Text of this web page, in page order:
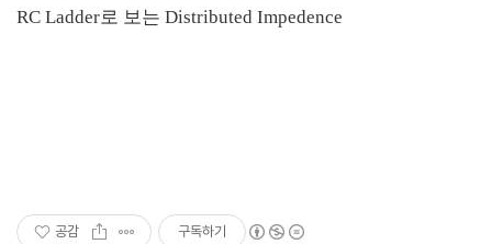
RC Ladder로 보는 Distributed Impedence
공감 구독하기